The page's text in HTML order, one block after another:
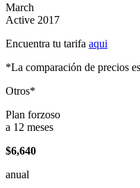
March
Active 2017
Encuentra tu tarifa aqui
*La comparación de precios
Otros*
Plan forzoso
a 12 meses
$6,640
anual